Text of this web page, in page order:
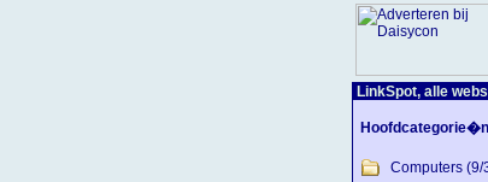
LinkSpot, alle
Computers (9/